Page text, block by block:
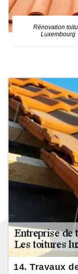
Rénovation
Luxembourg
14. Travaux